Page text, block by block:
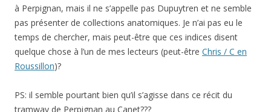
à Perpignan, mais il ne s’appelle pas Dupuytren et ne semble
pas présenter de collections anatomiques. Je n’ai pas eu le
temps de chercher, mais peut-être que ces indices disent
quelque chose à l’un de mes lecteurs (peut-être Chris / C en
Roussillon)?
PS: il semble pourtant bien qu’il s’agisse dans ce récit du
tramway de Perpignan au Canet???